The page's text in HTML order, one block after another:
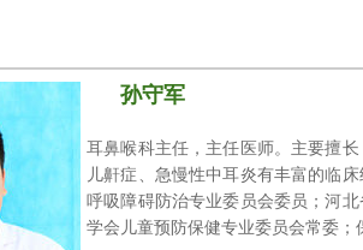
孙守军
耳鼻喉科主任， 主任医师。主要擅
儿鼾症、急慢性中耳炎有丰富的临
呼吸障碍防治专业委员会委员；河
学会儿童预防保健专业委员会常委；